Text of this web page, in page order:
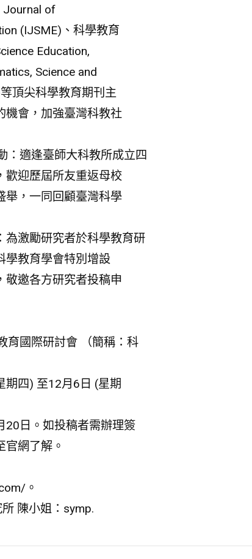
Journal of
(IJSME)、科學教育
Education,
Science and
頂尖科學教育期刊主
機會，加強臺灣科教社
：適逢臺師大科教所成立四
歡迎歷屆所友重返母校
舉，一同回顧臺灣科學
為激勵研究者於科學教育研
學教育學會特別增設
敬邀各方研究者投稿申
育國際研討會 （簡稱：科
期四) 至12月6日 (星期
20日。如投稿者需辦理簽
網了解。
。
陳小姐：symp.